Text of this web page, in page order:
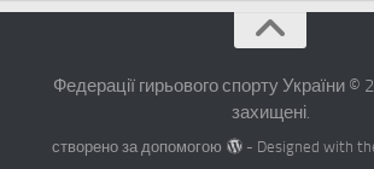
Федерації гирьового спорту України ©
захищені.
створено за допомогою - Designed with